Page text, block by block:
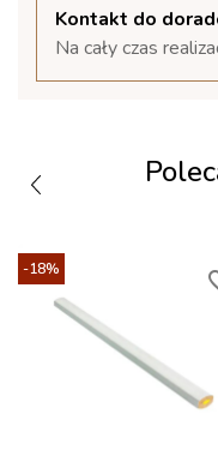
Kontakt do
Na cały czas
-18%